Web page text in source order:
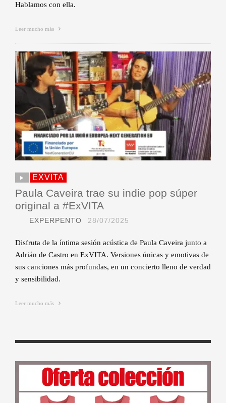
Hablamos con ella.
Leer mucho más
EXVITA
Paula Caveira trae su indie pop súper
original a #ExVITA
EXPERPENTO 28/07/2025
Disfruta de la íntima sesión acústica de Paula Caveira junto a
Adrián de Castro en ExVITA. Versiones únicas y emotivas de
sus canciones más profundas, en un concierto lleno de verdad
y sensibilidad.
Leer mucho más